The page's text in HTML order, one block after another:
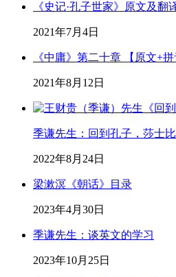
《史记·孔子世家》原文及翻
2021年7月4日
《中庸》第二十章 【原文+拼
2021年8月12日
季谦先生：回到孔子，莎士
2022年8月24日
梁漱溟《朝话》目录
2023年4月30日
季谦先生：谈英文的学习
2023年10月25日